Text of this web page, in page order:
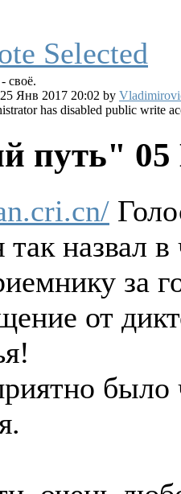
своё.
Янв 2017 20:02 by
has disabled public write
путь"
так назвал
за
от
было